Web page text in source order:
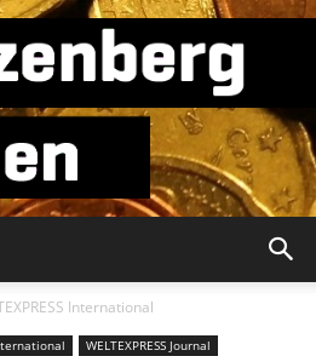
International
WELTEXPRESS Journal